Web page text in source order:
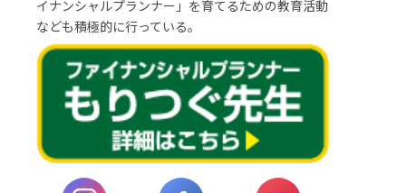
イナンシャルプランナー」を育てるための教育活動
なども積極的に行っている。